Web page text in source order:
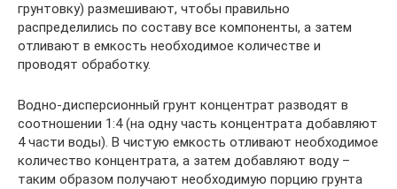
грунтовку) размешивают, чтобы правильно
распределились по составу все компоненты, а затем
отливают в емкость необходимое количестве и
проводят обработку.
Водно-дисперсионный грунт концентрат разводят в
соотношении 1:4 (на одну часть концентрата добавляют
4 части воды). В чистую емкость отливают необходимое
количество концентрата, а затем добавляют воду –
таким образом получают необходимую порцию грунта